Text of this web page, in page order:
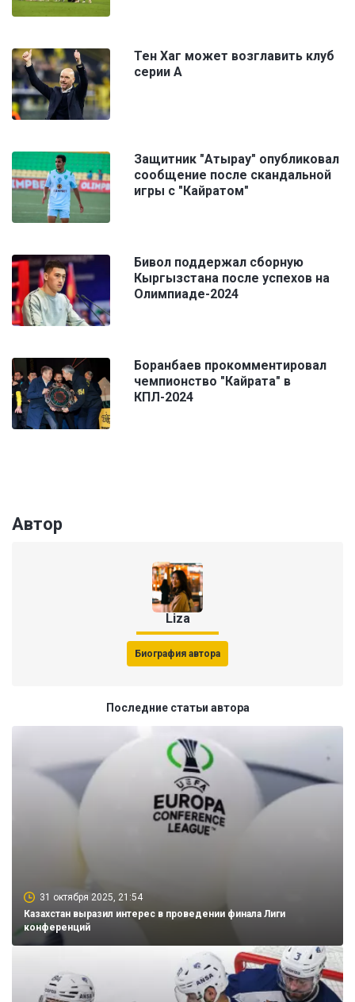
Тен Хаг может возглавить клуб
серии А
Защитник "Атырау" опубликовал
сообщение после скандальной
игры с "Кайратом"
Бивол поддержал сборную
Кыргызстана после успехов на
Олимпиаде-2024
Боранбаев прокомментировал
чемпионство "Кайрата" в
КПЛ-2024
Автор
Liza
Биография автора
Последние статьи автора
31 октября 2025, 21:54
Казахстан выразил интерес в проведении финала Лиги
конференций